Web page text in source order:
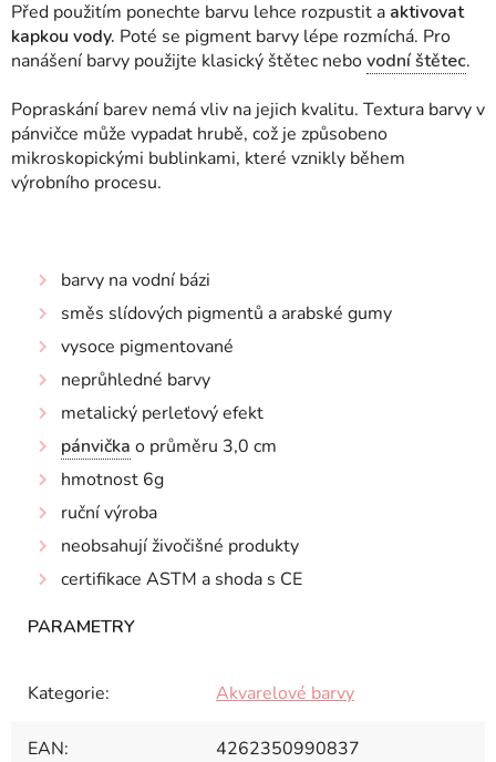
Před použitím ponechte barvu lehce rozpustit a aktivovat
kapkou vody. Poté se pigment barvy lépe rozmíchá. Pro
nanášení barvy použijte klasický štětec nebovodní štětec.
Popraskání barev nemá vliv na jejich kvalitu. Textura barvy v
pánvičce může vypadat hrubě, což je způsobeno
mikroskopickými bublinkami, které vznikly během
výrobního procesu.
barvy na vodní bázi
směs slídových pigmentů a arabské gumy
vysoce pigmentované
neprůhledné barvy
metalický perleťový efekt
pánvička o průměru 3,0 cm
hmotnost 6g
ruční výroba
neobsahují živočišné produkty
certifikace ASTM a shoda s CE
Kategorie: Akvarelové barvy
EAN: 4262350990837